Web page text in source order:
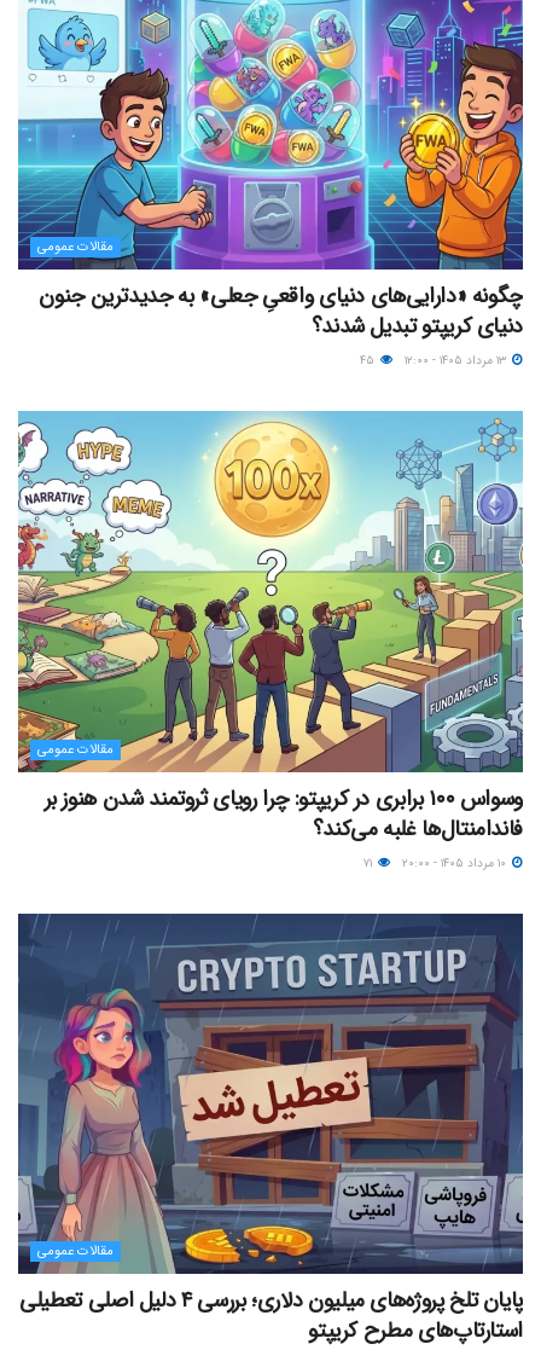
مقالات عمومی
چگونه «دارایی‌های دنیای واقعیِ جعلی» به جدیدترین جنون
دنیای کریپتو تبدیل شدند؟
مقالات عمومی
وسواس ۱۰۰ برابری در کریپتو: چرا رویای ثروتمند شدن هنوز بر
فاندامنتال‌ها غلبه می‌کند؟
مقالات عمومی
پایان تلخ پروژه‌های میلیون دلاری؛ بررسی ۴ دلیل اصلی تعطیلی
استارتاپ‌های مطرح کریپتو